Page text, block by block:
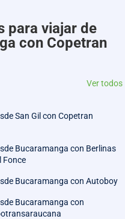
para viajar de
con Copetran
Ver todos
San Gil con Copetran
Bucaramanga con Berlinas
Fonce
Bucaramanga con Autoboy
Bucaramanga con